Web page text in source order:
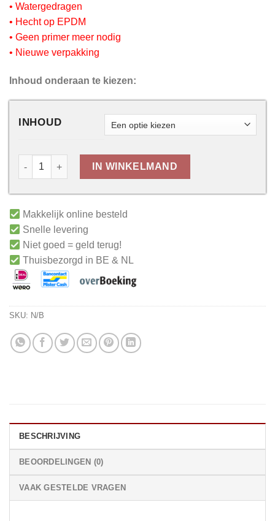
• Watergedragen
• Hecht op EPDM
• Geen primer meer nodig
• Nieuwe verpakking
Inhoud onderaan te kiezen:
INHOUD
IN WINKELMAND
Makkelijk online besteld
Snelle levering
Niet goed = geld terug!
Thuisbezorgd in BE & NL
SKU: N/B
BESCHRIJVING
BEOORDELINGEN (0)
VAAK GESTELDE VRAGEN